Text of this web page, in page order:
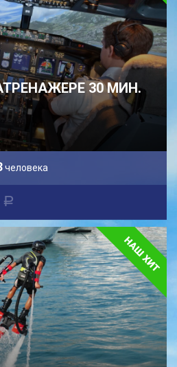
30 МИН.
человека
a